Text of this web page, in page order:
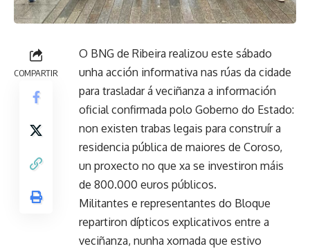
COMPARTIR
O BNG de Ribeira realizou este sábado
unha acción informativa nas rúas da cidade
para trasladar á veciñanza a información
oficial confirmada polo Goberno do Estado:
non existen trabas legais para construír a
residencia pública de maiores de Coroso,
un proxecto no que xa se investiron máis
de 800.000 euros públicos.
Militantes e representantes do Bloque
repartiron dípticos explicativos entre a
veciñanza, nunha xornada que estivo